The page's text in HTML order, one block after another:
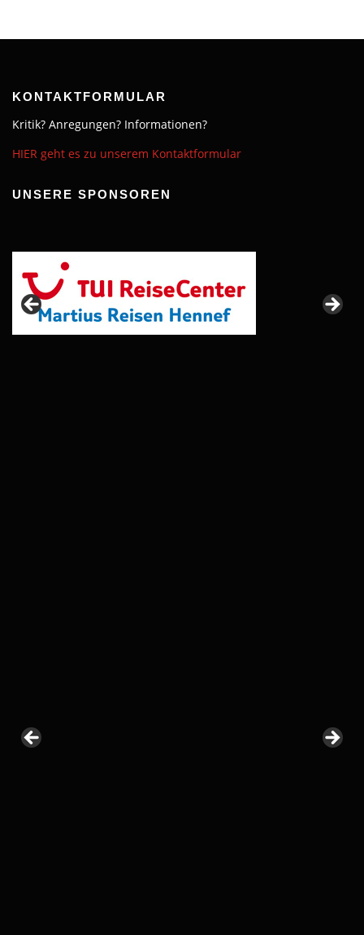
KONTAKTFORMULAR
Kritik? Anregungen? Informationen?
HIER geht es zu unserem Kontaktformular
UNSERE SPONSOREN